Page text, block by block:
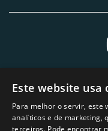
Este website usa
Para melhor o servir, este
analíticos e de marketing,
terceiros. Pode encontrar